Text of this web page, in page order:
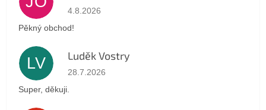
Hodnocení obchodu je 5 z 5 hvězdiček.
4.8.2026
Pěkný obchod!
LV Luděk Vostry
Hodnocení obchodu je 5 z 5 hvězdiček.
28.7.2026
Super, děkuji.